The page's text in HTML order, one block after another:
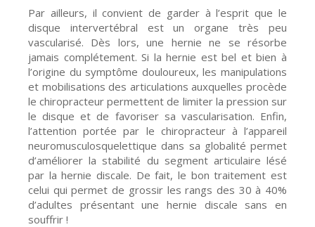
Par ailleurs, il convient de garder à l’esprit que le
disque intervertébral est un organe très peu
vascularisé. Dès lors, une hernie ne se résorbe
jamais complétement. Si la hernie est bel et bien à
l’origine du symptôme douloureux, les manipulations
et mobilisations des articulations auxquelles procède
le chiropracteur permettent de limiter la pression sur
le disque et de favoriser sa vascularisation. Enfin,
l’attention portée par le chiropracteur à l’appareil
neuromusculosquelettique dans sa globalité permet
d’améliorer la stabilité du segment articulaire lésé
par la hernie discale. De fait, le bon traitement est
celui qui permet de grossir les rangs des 30 à 40%
d’adultes présentant une hernie discale sans en
souffrir !